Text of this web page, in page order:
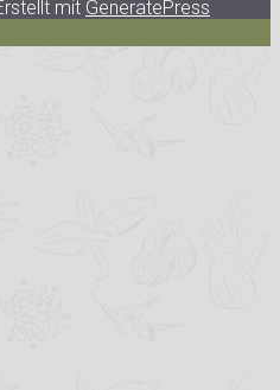
mit GeneratePress